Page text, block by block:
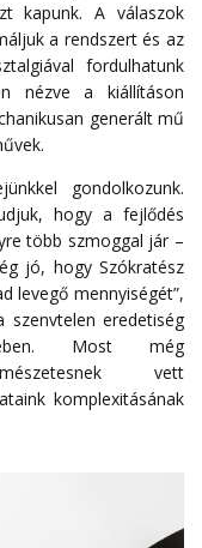
kapunk. A válaszok
a rendszert és az
fordulhatunk
nézve a kiállításon
generált mű
gondolkozunk.
hogy a fejlődés
több szmoggal jár –
jó, hogy Szókratész
levegő mennyiségét”,
eredetiség
Most még
vett
komplexitásának